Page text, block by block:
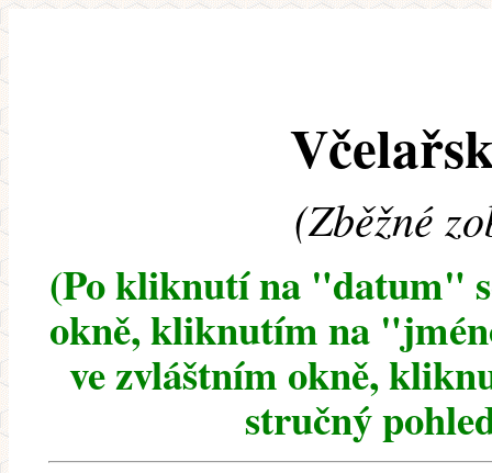
(Zběžné
(Po kliknutí na "datum"
okně, kliknutím na
ve zvláštním okně,
stručný